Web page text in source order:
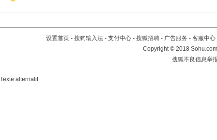
设置首页 - 搜狗输入法 - 支付中心 - 搜狐招聘 - 广告服务 - 客服中心
Copyright©2018
搜狐不良信息举
Texte alternatif